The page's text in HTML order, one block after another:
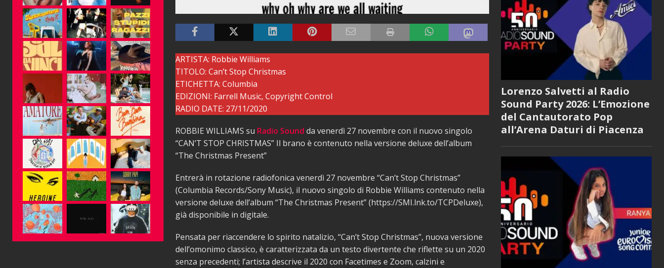
ARTISTA: Robbie Williams
TITOLO: Can’t Stop Christmas
ETICHETTA: Columbia
EDIZIONI: Farrell Music, Copyright Control
RADIO DATE: 27/11/2020
ROBBIE WILLIAMS su Radio Sound da venerdì 27 novembre con il nuovo singolo
“CAN’T STOP CHRISTMAS” Il brano è contenuto nella versione deluxe dell’album
“The Christmas Present”
Entrerà in rotazione radiofonica venerdì 27 novembre “Can’t Stop Christmas”
(Columbia Records/Sony Music), il nuovo singolo di Robbie Williams contenuto nella
versione deluxe dell’album “The Christmas Present” (https://SMI.lnk.to/TCPDeluxe),
già disponibile in digitale.
Pensata per riaccendere lo spirito natalizio, “Can’t Stop Christmas”, nuova versione
dell’omonimo classico, è caratterizzata da un testo divertente che riflette su un 2020
senza precedenti; l’artista descrive il 2020 con Facetimes e Zoom, calzini e
Lorenzo Salvetti al Radio
Sound Party 2026: L’Emozione
del Cantautorato Pop
all’Arena Daturi di Piacenza